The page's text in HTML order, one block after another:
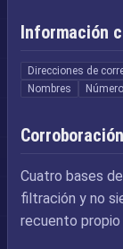
Información
Direcciones de
Nombres
Corroboración
Cuatro bases
filtración y no
recuento